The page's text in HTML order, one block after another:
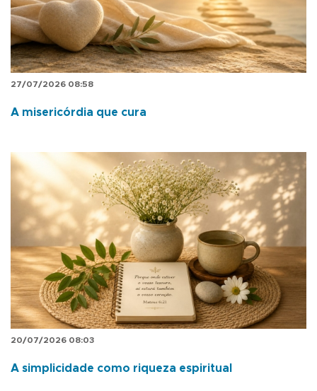
27/07/2026 08:58
A misericórdia que cura
20/07/2026 08:03
A simplicidade como riqueza espiritual